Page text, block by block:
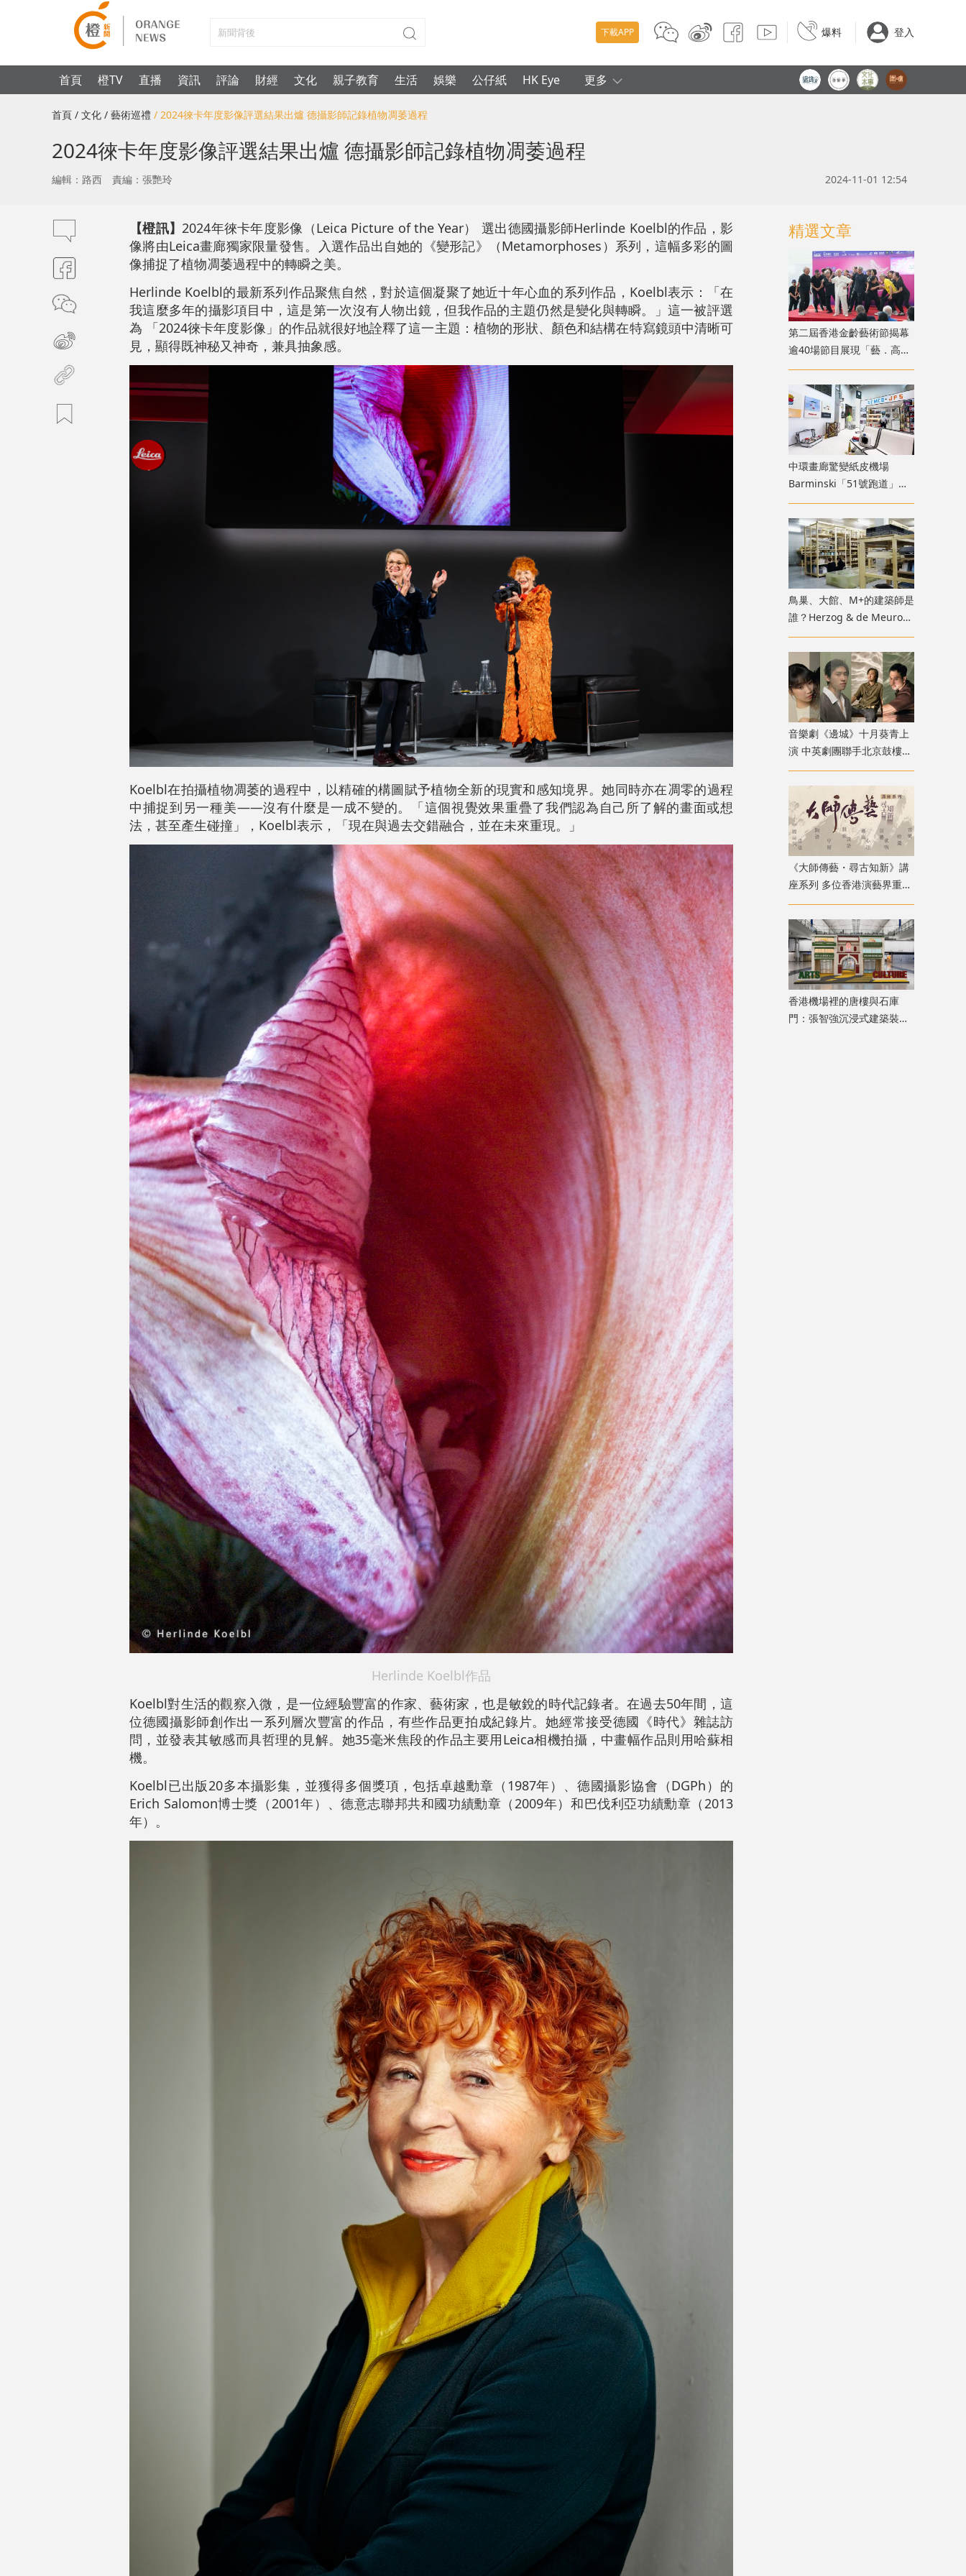
下載APP 爆料 登入
首頁 橙TV 直播 資訊 評論 財經 文化 親子教育 生活 娛樂 公仔紙 HK Eye 更多
首頁 / 文化 / 藝術巡禮 / 2024徠卡年度影像評選結果出爐 德攝影師記錄植物凋萎過程
2024徠卡年度影像評選結果出爐 德攝影師記錄植物凋萎過程
編輯：路西 責編：張艷玲 2024-11-01 12:54
【橙訊】2024年徠卡年度影像（Leica Picture of the Year）
選出德國攝影師Herlinde Koelbl的作品，影
像將由Leica畫廊獨家限量發售。入選作品出自她的《變形記》（Metamorphoses）系列，這幅多彩的圖
像捕捉了植物凋萎過程中的轉瞬之美。
Herlinde Koelbl的最新系列作品聚焦自然，對於這個凝聚了她近十年心血的系列作品，Koelbl表示：「在
我這麼多年的攝影項目中，這是第一次沒有人物出鏡，但我作品的主題仍然是變化與轉瞬。」這一被評選
為 「2024徠卡年度影像」的作品就很好地詮釋了這一主題：植物的形狀、顏色和結構在特寫鏡頭中清晰可
見，顯得既神秘又神奇，兼具抽象感。
Koelbl在拍攝植物凋萎的過程中，以精確的構圖賦予植物全新的現實和感知境界。她同時亦在凋零的過程
中捕捉到另一種美——沒有什麼是一成不變的。「這個視覺效果重疊了我們認為自己所了解的畫面或想
法，甚至產生碰撞」，Koelbl表示，「現在與過去交錯融合，並在未來重現。」
Herlinde Koelbl作品
Koelbl對生活的觀察入微，是一位經驗豐富的作家、藝術家，也是敏銳的時代記錄者。在過去50年間，這
位德國攝影師創作出一系列層次豐富的作品，有些作品更拍成紀錄片。她經常接受德國《時代》雜誌訪
問，並發表其敏感而具哲理的見解。她35毫米焦段的作品主要用Leica相機拍攝，中畫幅作品則用哈蘇相
機。
Koelbl已出版20多本攝影集，並獲得多個獎項，包括卓越勳章（1987年）、德國攝影協會（DGPh）的
Erich Salomon博士獎（2001年）、德意志聯邦共和國功績勳章（2009年）和巴伐利亞功績勳章（2013
年）。
精選文章
第二屆香港金齡藝術節揭幕
逾40場節目展現「藝．高齡
膽大」生命力
中環畫廊驚變紙皮機場
Barminski「51號跑道」用
紙箱建造星際航廈
鳥巢、大館、M+的建築師是
誰？Herzog & de Meuron
展覽9月M+揭開創作過程
音樂劇《邊城》十月葵青上
演 中英劇團聯手北京鼓樓西
戲劇 演繹湘西純美與遺憾
《大師傳藝・尋古知新》講
座系列 多位香港演藝界重量
級嘉賓登場
香港機場裡的唐樓與石庫
門：張智強沉浸式建築裝置